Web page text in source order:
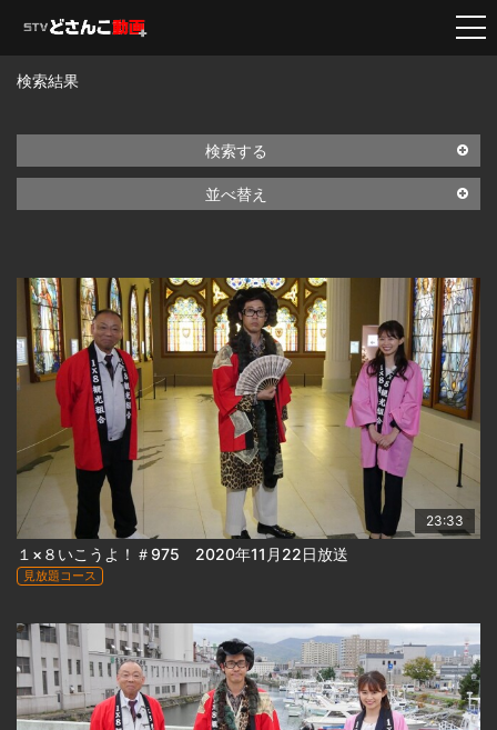
検索結果
検索する
並べ替え
23:33
１×８いこうよ！＃975 2020年11月22日放送
見放題コース